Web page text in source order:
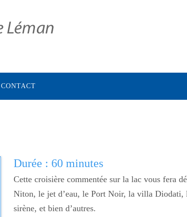
CONTACT
Durée : 60 minutes
Cette croisière commentée sur la lac vous fera
Niton, le jet d’eau, le Port Noir, la villa Diodati,
sirène, et bien d’autres.